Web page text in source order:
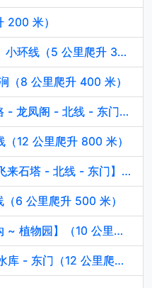
200 米）
105. 石峡关东侧【花家窑子】小环线（5 公里爬升 300 米）
（8 公里爬升 400 米）
107. 凤凰岭【东门 - 南线野路 - 龙凤阁 - 北线 - 东门】（8 公里爬升 700 米）
12 公里爬升 800 米）
109. 凤凰岭【东门 - 中线 - 飞来石塔 - 北线 - 东门】（8 公里爬升 600 米）
6 公里爬升 500 米）
111. 香植线【好汉坡 ~ 樱桃沟 ~ 植物园】（10 公里爬升 600 米）
112. 西山公园 东门 - 南马场水库 - 东门（12 公里爬升 550 米）